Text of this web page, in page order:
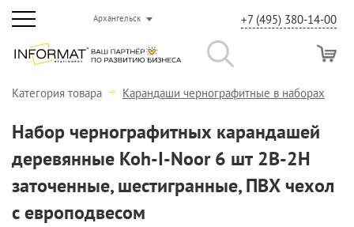
Архангельск +7 (495) 380-14-00
Категория товара Карандаши чернографитные в наборах
Набор чернографитных карандашей
деревянные Koh-I-Noor 6 шт 2В-2Н
заточенные, шестигранные, ПВХ чехол
с европодвесом